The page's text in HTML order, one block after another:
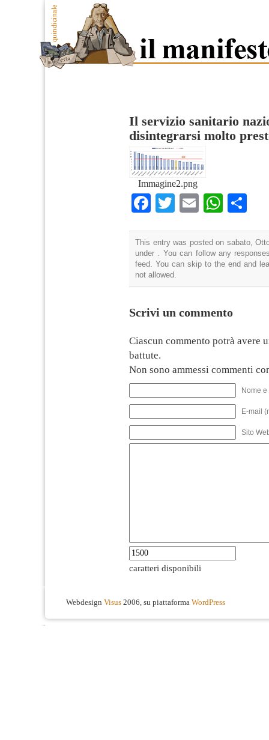
Il servizio sanitario
disintegrarsi molto
Immagine2.png
Facebook
TwitterEmail
This entry was posted on sabato,
under . You can follow any
feed. You can skip to the end and
not allowed.
Scrivi un commento
Ciascun commento potrà avere
battute.
Non sono ammessi commenti
Nome
E-mail
Sito
caratteri disponibili
Webdesign Visus 2006, su piattaforma WordPress